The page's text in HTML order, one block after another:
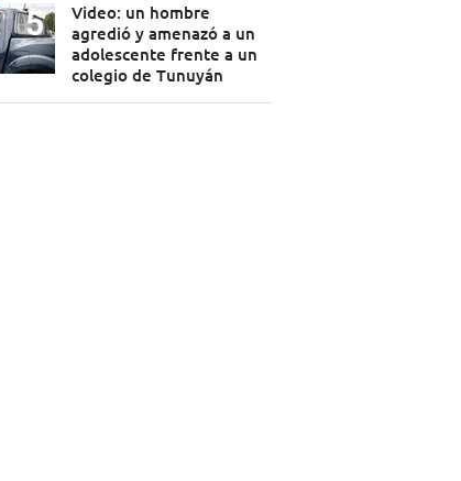
Video: un hombre
agredió y amenazó a un
adolescente frente a un
colegio de Tunuyán